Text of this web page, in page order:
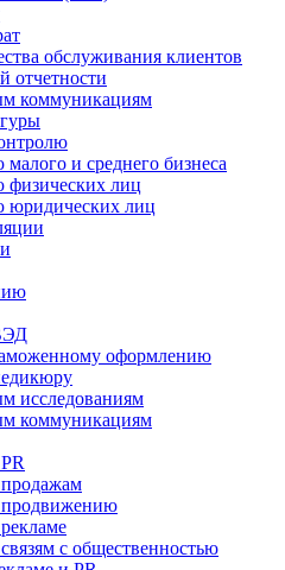
обслуживания клиентов
отчетности
коммуникациям
и среднего бизнеса
физических лиц
юридических лиц
оформлению
исследованиям
коммуникациям
продвижению
с общественностью